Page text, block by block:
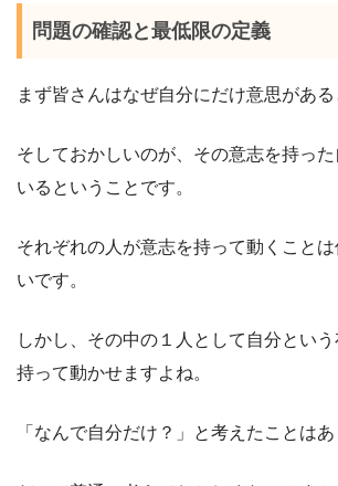
問題の確認と最低限の定義
まず皆さんはなぜ自分にだけ意思があ
そしておかしいのが、その意志を持っ
いるということです。
それぞれの人が意志を持って動くこと
いです。
しかし、その中の１人として自分とい
持って動かせますよね。
「なんで自分だけ？」と考えたことは